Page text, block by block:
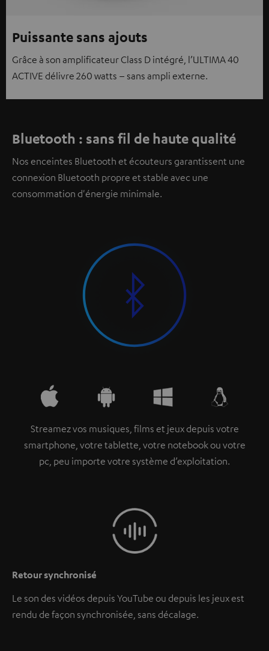
Puissante sans ajouts
Grâce à son amplificateur Class D intégré, l’ULTIMA 40
ACTIVE délivre 260 watts – sans ampli externe.
Bluetooth : sans fil de haute qualité
Nos enceintes Bluetooth et écouteurs garantissent une
connexion Bluetooth propre et stable avec une
consommation d'énergie minimale.
Streamez vos musiques, films et jeux depuis votre
smartphone, votre tablette, votre notebook ou votre
pc, peu importe votre système d’exploitation.
Retour synchronisé
Le son des vidéos depuis YouTube ou depuis les jeux est
rendu de façon synchronisée, sans décalage.